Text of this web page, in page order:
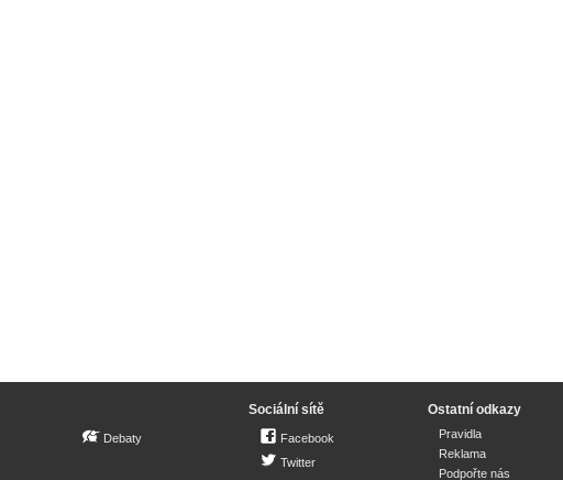
Debaty
Sociální sítě
Facebook
Twitter
Ostatní odkazy
Pravidla
Reklama
Podpořte nás